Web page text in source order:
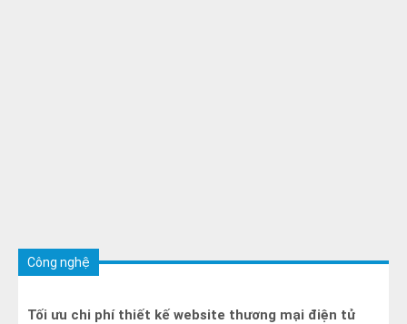
Công nghệ
Tối ưu chi phí thiết kế website thương mại điện tử